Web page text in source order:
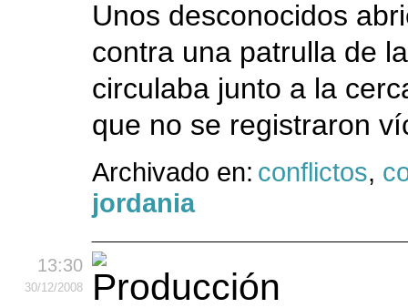
Unos desconocidos
contra una patrulla de
circulaba junto a la
que no se registraron
Archivado en: conflictos,
jordania
13:30
30/12/2008